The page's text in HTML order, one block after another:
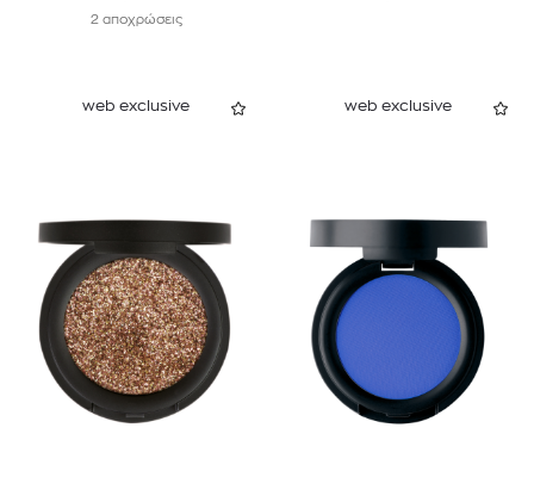
2 αποχρώσεις
web exclusive web exclusive